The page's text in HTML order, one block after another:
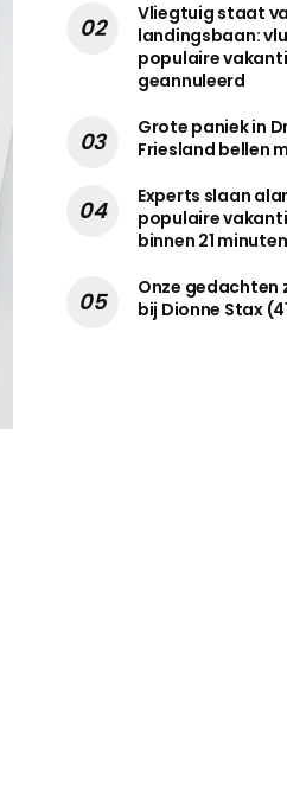
Vliegtuig staat
landingsbaan:
populaire
geannuleerd
Grote paniek in
Friesland bellen
Experts slaan
populaire
binnen 21
Onze gedachten
bij Dionne Stax